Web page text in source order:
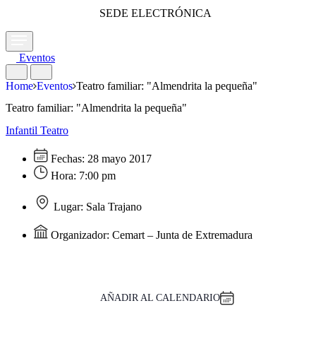
SEDE ELECTRÓNICA
Eventos
Home Eventos Teatro familiar: "Almendrita la pequeña"
Teatro familiar: "Almendrita la pequeña"
Infantil Teatro
Fechas: 28 mayo 2017
Hora: 7:00 pm
Lugar: Sala Trajano
Organizador: Cemart – Junta de Extremadura
AÑADIR AL CALENDARIO